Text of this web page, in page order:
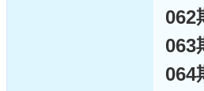
062
063
064